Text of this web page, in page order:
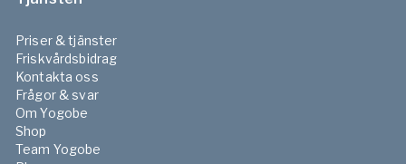
Priser & tjänster
Friskvårdsbidrag
Kontakta oss
Frågor & svar
Om Yogobe
Shop
Team Yogobe